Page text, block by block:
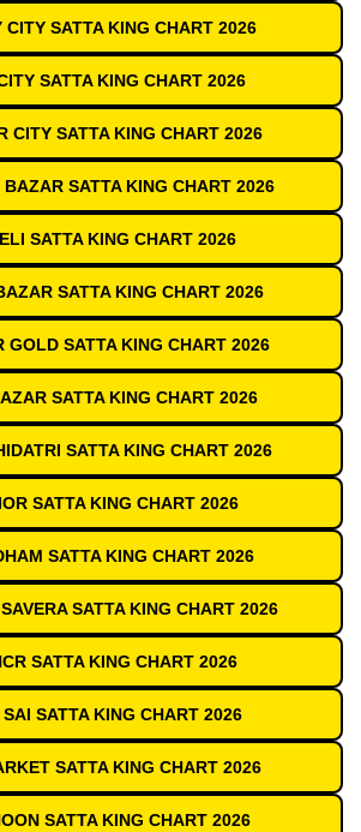
CITY SATTA KING CHART 2026
SATTA KING CHART 2026
CITY SATTA KING CHART 2026
SATTA KING CHART 2026
SATTA KING CHART 2026
SATTA KING CHART 2026
GOLD SATTA KING CHART 2026
SATTA KING CHART 2026
SATTA KING CHART 2026
SATTA KING CHART 2026
SATTA KING CHART 2026
SATTA KING CHART 2026
SATTA KING CHART 2026
SAI SATTA KING CHART 2026
SATTA KING CHART 2026
SATTA KING CHART 2026